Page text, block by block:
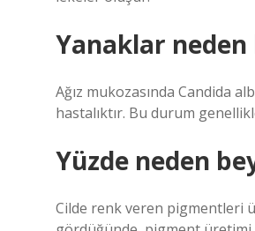
Yanaklar neden
Ağız mukozasında Candida
hastalıktır. Bu durum
Yüzde neden
Cilde renk veren pigmentleri